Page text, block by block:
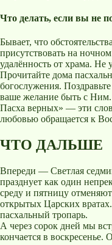
Что делать, если вы не
Бывает, что
присутствовать на
удалённость от храма.
Прочитайте дома
богослужения.
ваше желание быть с Ним.
Пасха верных» — эти
любовью обращается к
ЧТО ДАЛЬШЕ
Впереди — Светлая
празднует как один
среду и пятницу
открытых Царских
пасхальный тропарь.
А через сорок дней мы
кончается в